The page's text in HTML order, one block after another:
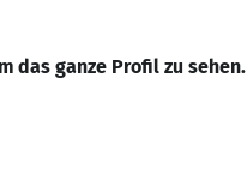
das ganze Profil zu sehen.